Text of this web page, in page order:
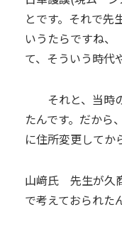
とです。それで先
いうたらですね、
て、そういう時代
それと、当時の
たんです。だから
に住所変更してか
山﨑氏 先生が久
で考えておられた